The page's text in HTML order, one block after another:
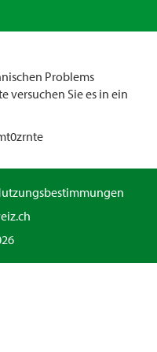
Problems
versuchen Sie es in ein